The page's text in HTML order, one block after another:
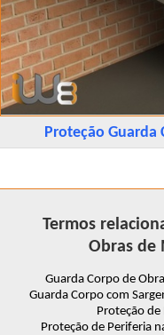
Proteção Guarda
Termos
Obras de
Guarda Corpo de Obra
Guarda Corpo com
Proteção de
Proteção de Periferia